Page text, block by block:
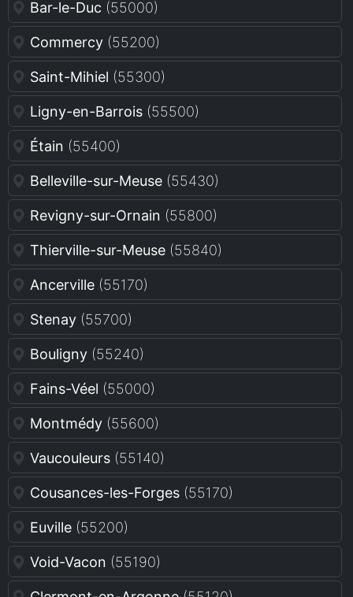
Bar-le-Duc (55000)
Commercy (55200)
Saint-Mihiel (55300)
Ligny-en-Barrois (55500)
Étain (55400)
Belleville-sur-Meuse (55430)
Revigny-sur-Ornain (55800)
Thierville-sur-Meuse (55840)
Ancerville (55170)
Stenay (55700)
Bouligny (55240)
Fains-Véel (55000)
Montmédy (55600)
Vaucouleurs (55140)
Cousances-les-Forges (55170)
Euville (55200)
Void-Vacon (55190)